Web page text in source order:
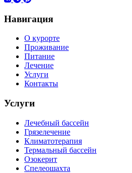
Навигация
О курорте
Проживание
Питание
Лечение
Услуги
Контакты
Услуги
Лечебный бассейн
Грязелечение
Климатотерапия
Термальный бассейн
Озокерит
Спелеошахта